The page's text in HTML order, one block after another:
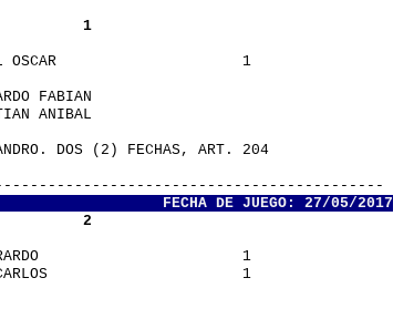
1
1
RICARDO FABIAN
ANIBAL
DOS (2) FECHAS, ART. 204
FECHA DE JUEGO: 27/05/2017
2
1
1